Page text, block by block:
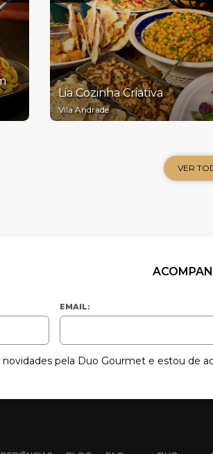
Lia Cozinha Criativa
Vila Andrade
VER
EMAIL:
pela Duo Gourmet e estou de